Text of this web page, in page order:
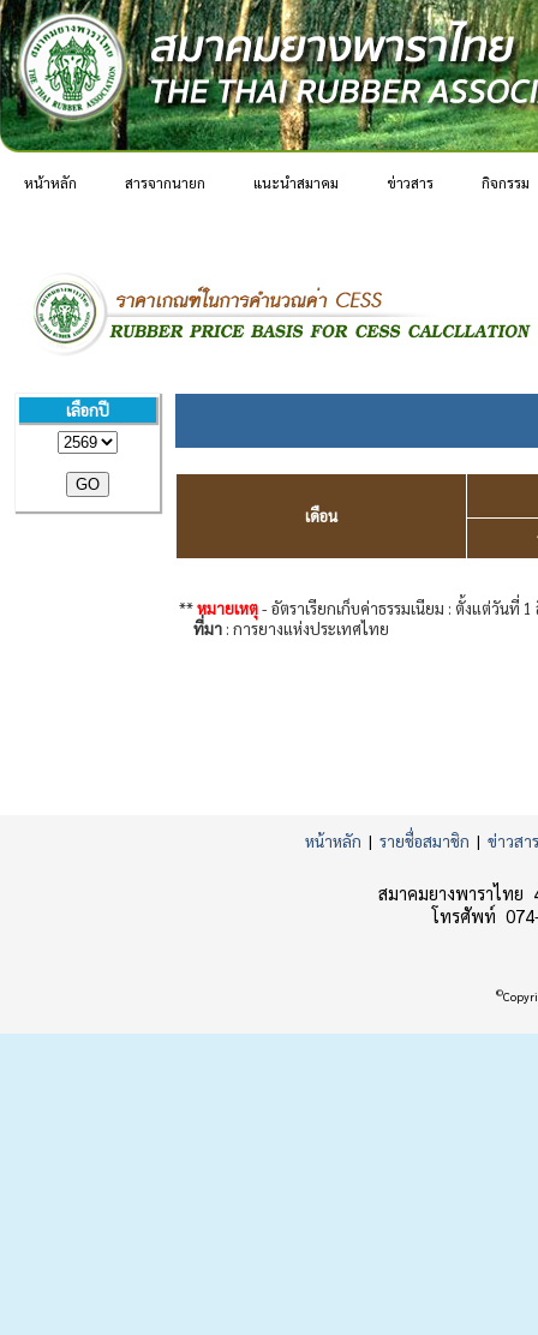
หน้าหลัก สารจากนายก แนะนำสมาคม ข่าวสาร กิจกรรม
เลือกปี
เดือน
**หมายเหตุ- อัตราเรียกเก็บค่าธรรมเนียม : ตั้งแต่วันที่
ที่มา : การยางแห่งประเทศไทย
หน้าหลัก | รายชื่อสมาชิก | ข่าวสาร
สมาคมยางพาราไทย
โทรศัพท์
©